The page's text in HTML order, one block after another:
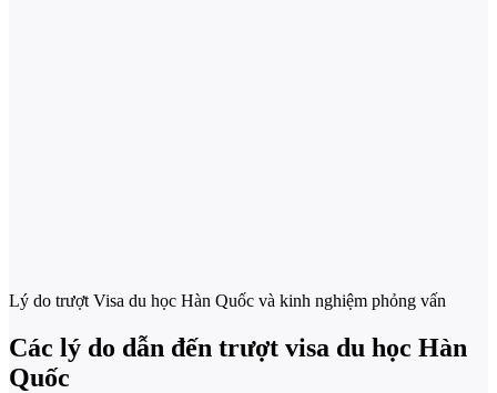
Lý do trượt Visa du học Hàn Quốc và kinh nghiệm phỏng vấn
Các lý do dẫn đến trượt visa du học Hàn
Quốc